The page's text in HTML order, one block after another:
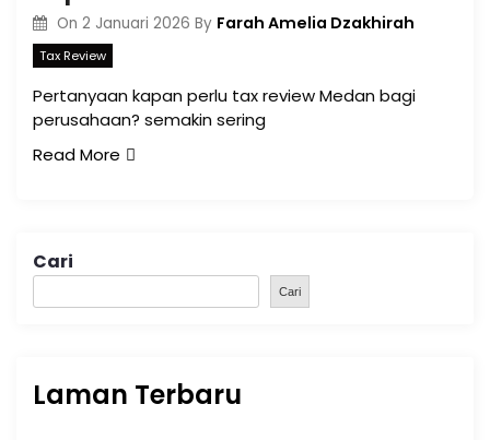
On 2 Januari 2026 By Farah Amelia Dzakhirah
Tax Review
Pertanyaan kapan perlu tax review Medan bagi
perusahaan? semakin sering
Read More
Cari
Cari
Laman Terbaru